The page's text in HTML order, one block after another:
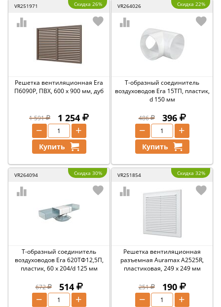
VR251971 Скидка 26%
Решетка вентиляционная Era
П6090Р, ПВХ, 600 x 900 мм, дуб
1 591 1 254
+
−
Купить
VR264026 Скидка 22%
Т-образный соединитель
воздуховодов Era 15ТП, пластик,
d 150 мм
486 396
+
−
Купить
VR264094 Скидка 30%
Т-образный соединитель
воздуховодов Era 620ТФ12,5П,
пластик, 60 x 204/d 125 мм
672 514
+
−
VR251854 Скидка 32%
Решетка вентиляционная
разъемная Auramax A2525R,
пластиковая, 249 x 249 мм
251 190
+
−